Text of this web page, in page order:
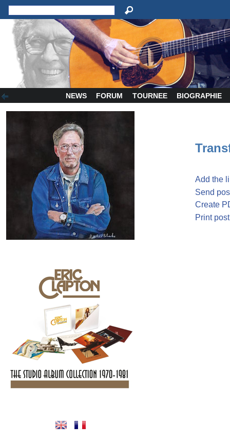
NEWS FORUM TOURNEE BIOGRAPHIE
Add the
Send
Create
Print post